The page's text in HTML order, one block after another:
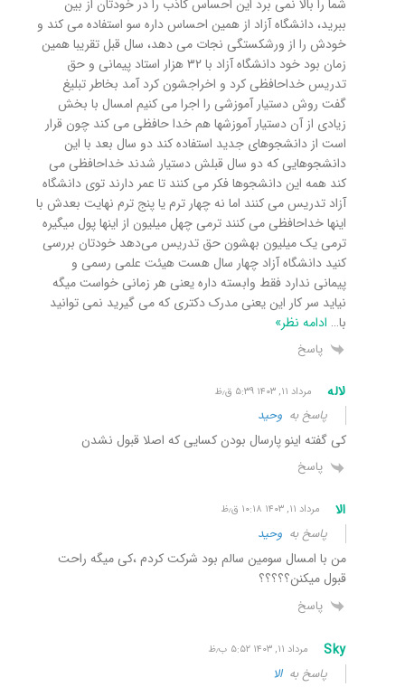
شما را بالا نمی برد این احساس کاذب را در خودتان از بین
ببرید، دانشگاه آزاد از همین احساس داره سو استفاده می کند و
خودش را از ورشکستگی نجات می دهد، سال قبل تقریبا همین
زمان بود خود دانشگاه آزاد با ۳۲ هزار استاد پیمانی و حق
تدریس خداحافظی کرد و اخراجشون کرد آمد بخاطر تبلیغ
گفت روش دستیار آموزشی را اجرا می کنیم امسال با بخش
زیادی از آن دستیار آموزشها هم خدا حافظی می کند چون قرار
است از دانشجوهای جدید استفاده کند دو سال بعد با این
دانشجوهایی که دو سال قبلش دستیار شدند خداحافظی می
کند همه این دانشجوها فکر می کنند تا عمر دارند توی دانشگاه
آزاد تدریس می کنند اما نه چهار ترم یا پنج ترم نهایت بعدش با
اینها خداحافظی می کنند ترمی چهل میلیون از اینها پول میگیره
ترمی یک میلیون بهشون حق تدریس می‌دهد خودتان بررسی
کنید دانشگاه آزاد چهار سال هست هیئت علمی رسمی و
پیمانی ندارد فقط وابسته داره یعنی هر زمانی خواست میگه
نیاید سر کار این یعنی مدرک دکتری که می گیرید نمی توانید
با… ادامه نظر»
پاسخ
لاله مرداد ۱۱, ۱۴۰۳ ۵:۳۹ ق٫ظ
پاسخ به وحید
کی گفته اینو پارسال بودن کسایی که اصلا قبول نشدن
پاسخ
الا مرداد ۱۱, ۱۴۰۳ ۱۰:۱۸ ق٫ظ
پاسخ به وحید
من با امسال سومین سالم بود شرکت کردم ،کی میگه راحت
قبول میکنن؟؟؟؟؟
پاسخ
Sky مرداد ۱۱, ۱۴۰۳ ۵:۵۲ ب٫ظ
پاسخ بهالا